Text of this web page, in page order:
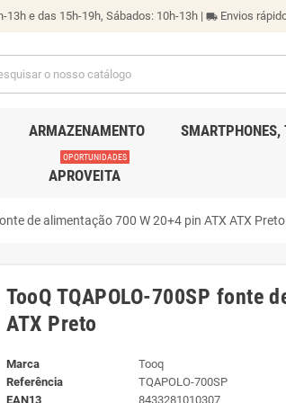
13h e das 15h-19h, Sábados: 10h-13h | local_shipping Envios
ARMAZENAMENTO SMARTPHONES,
APROVEITA
OPORTUNIDADES
de alimentação 700 W 20+4 pin ATX ATX Preto
TooQ TQAPOLO-700SP fonte
ATX Preto
Marca
Tooq
Referência
TQAPOLO-700SP
EAN13
8433281010307